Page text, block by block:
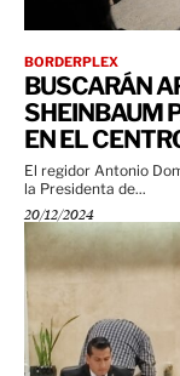
BORDERPLEX
BUSCARÁN
SHEINBAUM
EN EL
El regidor Antonio
la Presidenta de...
20/12/2024